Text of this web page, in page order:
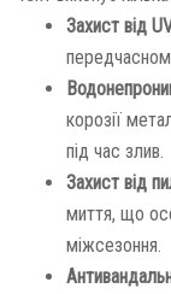
Захист від
корозії
під час злив.
Захист від
миття, що
міжсезоння.